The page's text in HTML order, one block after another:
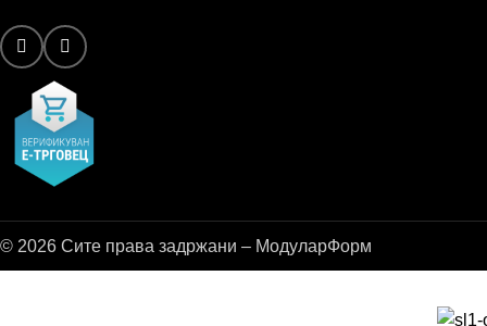
© 2026 Сите права задржани – МодуларФорм